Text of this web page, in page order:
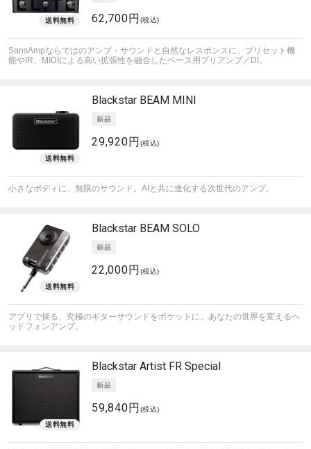
62,700円 (税込)
SansAmpならではのアンプ・サウンドと自然なレスポンスに、プリセット機
能やIR、MIDIによる高い拡張性を融合したベース用プリアンプ／DI。
Blackstar BEAM MINI
29,920円 (税込)
小さなボディに、無限のサウンド。AIと共に進化する次世代のアンプ。
Blackstar BEAM SOLO
22,000円 (税込)
アプリで操る、究極のギターサウンドをポケットに。あなたの世界を変えるヘ
ッドフォンアンプ。
Blackstar Artist FR Special
59,840円 (税込)